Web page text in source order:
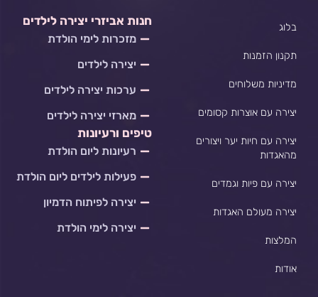
b
o
s
p
בלוג
תקנון הזמנות
מדיניות משלוחים
יצירה עם אוצרות קסומים
יצירה עם חיות יער ויצורים
מהאגדות
יצירה עם פיות וגמדים
יצירה מעולם האגדות
המלצות
אודות
חנות אביזרי יצירה לילדים
מזכרות לימי הולדת
יצירה לילדים
ערכות יצירה לילדים
מארזי יצירה לילדים
טיפים ורעיונות
רעיונות ליום הולדת
פעילות לילדים ליום הולדת
יצירה לפיתוח הדמיון
יצירה לימי הולדת